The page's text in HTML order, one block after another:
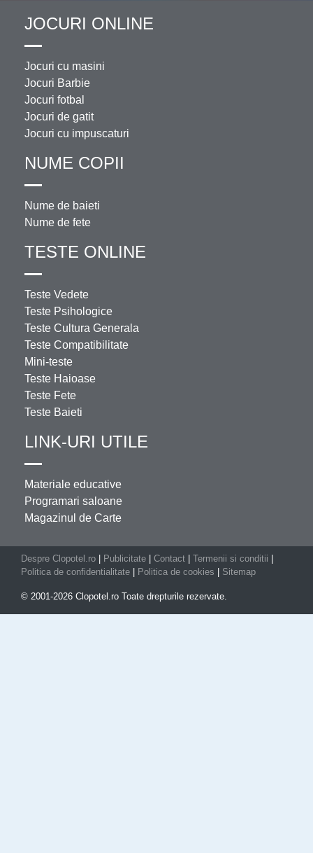
JOCURI ONLINE
Jocuri cu masini
Jocuri Barbie
Jocuri fotbal
Jocuri de gatit
Jocuri cu impuscaturi
NUME COPII
Nume de baieti
Nume de fete
TESTE ONLINE
Teste Vedete
Teste Psihologice
Teste Cultura Generala
Teste Compatibilitate
Mini-teste
Teste Haioase
Teste Fete
Teste Baieti
LINK-URI UTILE
Materiale educative
Programari saloane
Magazinul de Carte
Despre Clopotel.ro Publicitate Contact Termenii si conditii
Politica de confidentialitate
Politica de cookies Sitemap
© 2001-2026 Clopotel.ro Toate drepturile rezervate.